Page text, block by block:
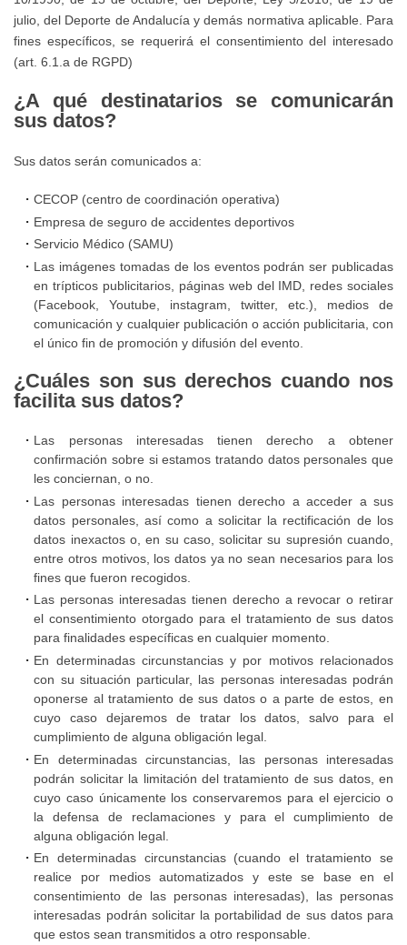
prevención,
detección
y
actuación
frente
acoso
abuso
sexual
a
menores
Seguro
accidentes
Protección
datos
julio, del Deporte de Andalucía y demás normativa aplicable. Para
fines específicos, se requerirá el consentimiento del interesado
(art. 6.1.a de RGPD)
¿A qué destinatarios se comunicarán
sus datos?
Sus datos serán comunicados a:
CECOP (centro de coordinación operativa)
Empresa de seguro de accidentes deportivos
Servicio Médico (SAMU)
Las imágenes tomadas de los eventos podrán ser publicadas
en trípticos publicitarios, páginas web del IMD, redes sociales
(Facebook, Youtube, instagram, twitter, etc.), medios de
comunicación y cualquier publicación o acción publicitaria, con
el único fin de promoción y difusión del evento.
¿Cuáles son sus derechos cuando nos
facilita sus datos?
Las personas interesadas tienen derecho a obtener
confirmación sobre si estamos tratando datos personales que
les conciernan, o no.
Las personas interesadas tienen derecho a acceder a sus
datos personales, así como a solicitar la rectificación de los
datos inexactos o, en su caso, solicitar su supresión cuando,
entre otros motivos, los datos ya no sean necesarios para los
fines que fueron recogidos.
Las personas interesadas tienen derecho a revocar o retirar
el consentimiento otorgado para el tratamiento de sus datos
para finalidades específicas en cualquier momento.
En determinadas circunstancias y por motivos relacionados
con su situación particular, las personas interesadas podrán
oponerse al tratamiento de sus datos o a parte de estos, en
cuyo caso dejaremos de tratar los datos, salvo para el
cumplimiento de alguna obligación legal.
En determinadas circunstancias, las personas interesadas
podrán solicitar la limitación del tratamiento de sus datos, en
cuyo caso únicamente los conservaremos para el ejercicio o
la defensa de reclamaciones y para el cumplimiento de
alguna obligación legal.
En determinadas circunstancias (cuando el tratamiento se
realice por medios automatizados y este se base en el
consentimiento de las personas interesadas), las personas
interesadas podrán solicitar la portabilidad de sus datos para
que estos sean transmitidos a otro responsable.